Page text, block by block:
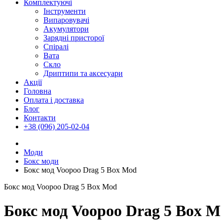
Комплектуючі
Інструменти
Випаровувачі
Акумулятори
Зарядні присторої
Спіралі
Вата
Скло
Дриптипи та аксесуари
Акції
Головна
Оплата і доставка
Блог
Контакти
+38 (096) 205-02-04
Моди
Бокс моди
Бокс мод Voopoo Drag 5 Box Mod
Бокс мод Voopoo Drag 5 Box Mod
Бокс мод Voopoo Drag 5 Box